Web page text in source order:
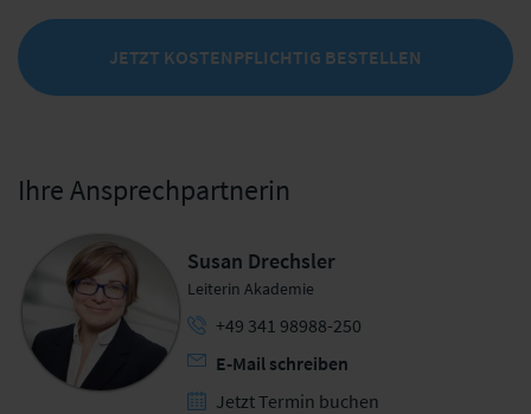
JETZT KOSTENPFLICHTIG BESTELLEN
Ihre Ansprechpartnerin
Susan Drechsler
Leiterin Akademie
+49 341 98988-250
E-Mail schreiben
Jetzt Termin buchen